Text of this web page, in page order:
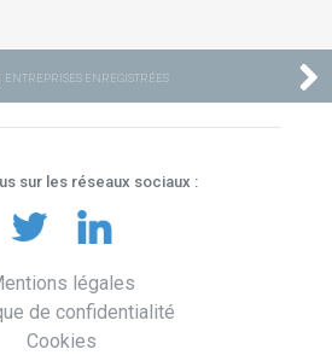
ENTREPRISES ENREGISTRÉES
sur les réseaux sociaux :
légales
de confidentialité
Cookies